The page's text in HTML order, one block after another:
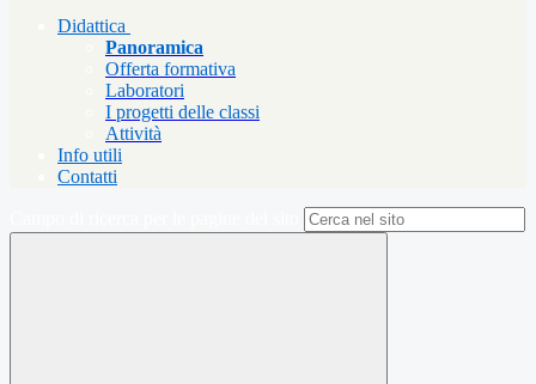
Didattica
Panoramica
Offerta formativa
Laboratori
I progetti delle classi
Attività
Info utili
Contatti